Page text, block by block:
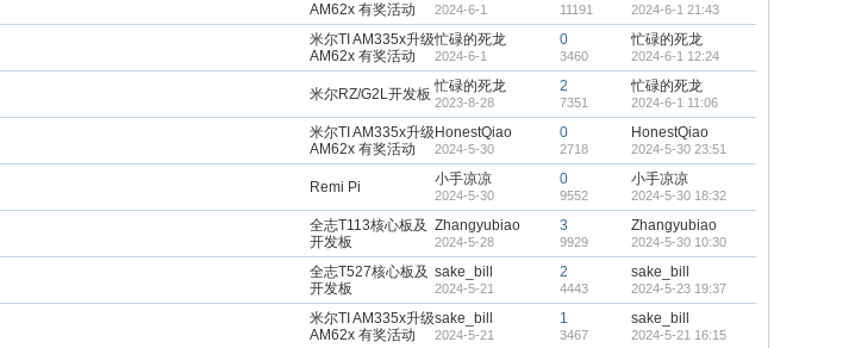
AM62x 有奖活动
2024-6-1 11191 2024-6-1 21:43
米尔TI AM335x升级
AM62x 有奖活动
忙碌的死龙
2024-6-1
0
3460
忙碌的死龙
2024-6-1 12:24
米尔RZ/G2L开发板 忙碌的死龙
2023-8-28
2
7351
忙碌的死龙
2024-6-1 11:06
米尔TI AM335x升级
AM62x 有奖活动
HonestQiao
2024-5-30
0
2718
HonestQiao
2024-5-30 23:51
Remi Pi 小手凉凉
2024-5-30
0
9552
小手凉凉
2024-5-30 18:32
全志T113核心板及
开发板
Zhangyubiao
2024-5-28
3
9929
Zhangyubiao
2024-5-30 10:30
全志T527核心板及
开发板
sake_bill
2024-5-21
2
4443
sake_bill
2024-5-23 19:37
米尔TI AM335x升级
AM62x 有奖活动
sake_bill
2024-5-21
1
3467
sake_bill
2024-5-21 16:15